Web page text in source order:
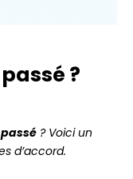
?
? Voici un
d’accord.